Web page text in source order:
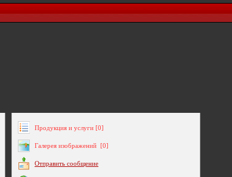
Продукция и услуги [0]
Галерея изображений [0]
Отправить сообщение